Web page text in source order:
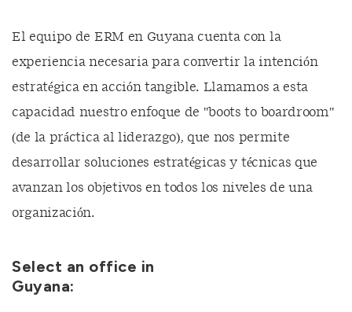
Select an office in
Guyana:
El equipo de ERM en Guyana cuenta con la
experiencia necesaria para convertir la intención
estratégica en acción tangible. Llamamos a esta
capacidad nuestro enfoque de "boots to boardroom"
(de la práctica al liderazgo), que nos permite
desarrollar soluciones estratégicas y técnicas que
avanzan los objetivos en todos los niveles de una
organización.